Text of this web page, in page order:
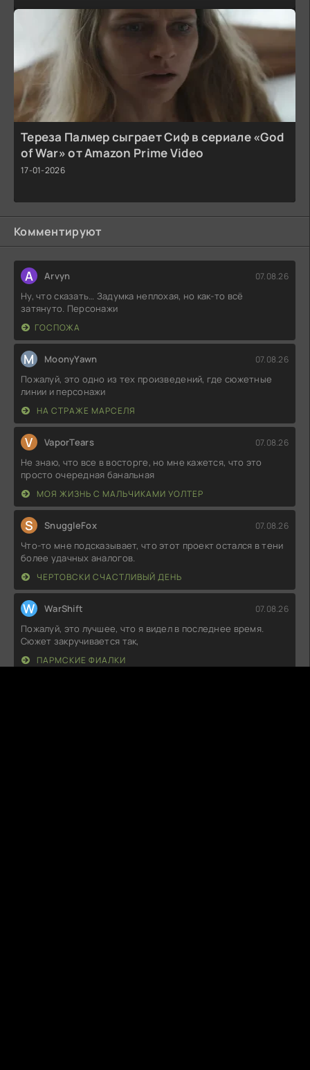
Тереза Палмер сыграет Сиф в сериале «God
of War» от Amazon Prime Video
17-01-2026
Комментируют
A Arvyn 07.08.26
Ну, что сказать… Задумка неплохая, но как-то всё
затянуто. Персонажи
ГОСПОЖА
M MoonyYawn 07.08.26
Пожалуй, это одно из тех произведений, где сюжетные
линии и персонажи
НА СТРАЖЕ МАРСЕЛЯ
V VaporTears 07.08.26
Не знаю, что все в восторге, но мне кажется, что это
просто очередная банальная
МОЯ ЖИЗНЬ С МАЛЬЧИКАМИ УОЛТЕР
S SnuggleFox 07.08.26
Что-то мне подсказывает, что этот проект остался в тени
более удачных аналогов.
ЧЕРТОВСКИ СЧАСТЛИВЫЙ ДЕНЬ
W WarShift 07.08.26
Пожалуй, это лучшее, что я видел в последнее время.
Сюжет закручивается так,
ПАРМСКИЕ ФИАЛКИ